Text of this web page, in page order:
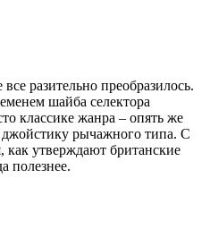
разительно преобразилось.
шайба селектора
классике жанра – опять же
рычажного типа. С
как утверждают британские
полезнее.